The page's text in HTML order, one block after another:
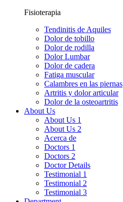
Fisioterapia
Tendinitis de Aquiles
Dolor de tobillo
Dolor de rodilla
Dolor Lumbar
Dolor de cadera
Fatiga muscular
Calambres en las piernas
Artritis y dolor articular
Dolor de la osteoartritis
About Us
About Us 1
About Us 2
Acerca de
Doctors 1
Doctors 2
Doctor Details
Testimonial 1
Testimonial 2
Testimonial 3